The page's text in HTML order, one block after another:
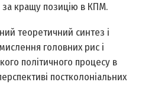
за кращу позицію в КПМ.
теоретичний синтез і
головних рис і
політичного процесу в
постколоніальних